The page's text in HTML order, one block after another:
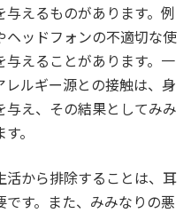
えるものがあります。例
ヘッドフォンの不適切な使
えることがあります。一
ルギー源との接触は、身
え、その結果としてみみ
。
活から排除することは、耳
す。また、みみなりの悪